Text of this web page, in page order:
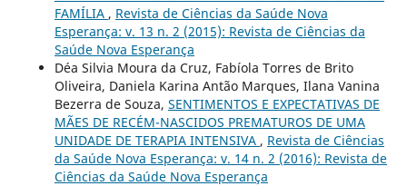
FAMÍLIA , Revista de Ciências da Saúde Nova
Esperança: v. 13 n. 2 (2015): Revista de Ciências da
Saúde Nova Esperança
Déa Silvia Moura da Cruz, Fabíola Torres de Brito
Oliveira, Daniela Karina Antão Marques, Ilana Vanina
Bezerra de Souza, SENTIMENTOS E EXPECTATIVAS DE
MÃES DE RECÉM-NASCIDOS PREMATUROS DE UMA
UNIDADE DE TERAPIA INTENSIVA , Revista de Ciências
da Saúde Nova Esperança: v. 14 n. 2 (2016): Revista de
Ciências da Saúde Nova Esperança